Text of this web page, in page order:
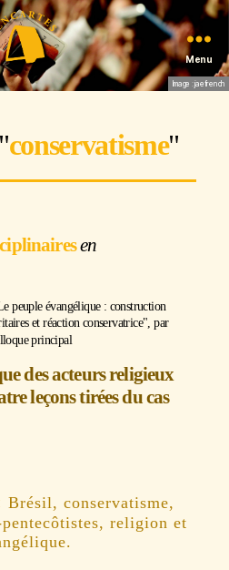
Menu
Image : jaefrench
conservatisme"
peuple évangélique : construction
et réaction conservatrice", par
principal
des acteurs religieux
leçons tirées du cas
Brésil, conservatisme,
religion et